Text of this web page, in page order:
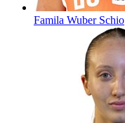
Famila Wuber Schio